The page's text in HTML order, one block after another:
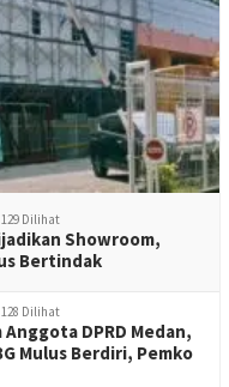
129 Dilihat
Showroom,
Bertindak
128 Dilihat
DPRD Medan,
Mulus Berdiri, Pemko